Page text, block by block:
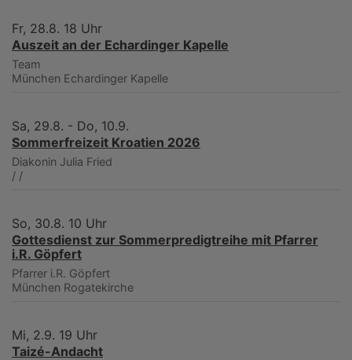
Fr, 28.8. 18 Uhr
Auszeit an der Echardinger Kapelle
Team
München Echardinger Kapelle
Sa, 29.8. - Do, 10.9.
Sommerfreizeit Kroatien 2026
Diakonin Julia Fried
/ /
So, 30.8. 10 Uhr
Gottesdienst zur Sommerpredigtreihe mit Pfarrer
i.R. Göpfert
Pfarrer i.R. Göpfert
München Rogatekirche
Mi, 2.9. 19 Uhr
Taizé-Andacht